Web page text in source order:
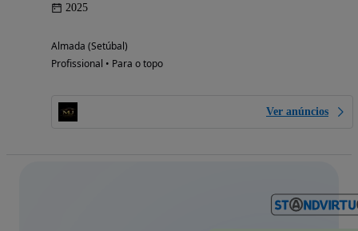
2025
Almada (Setúbal)
Profissional • Para o topo
Ver anúncios